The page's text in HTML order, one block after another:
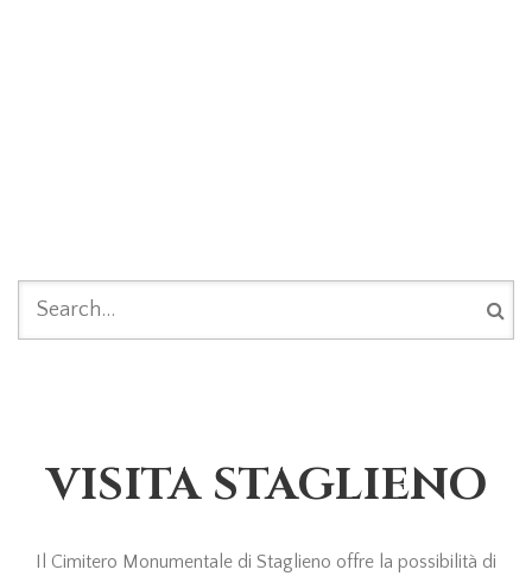
FORM DI RICERCA
VISITA STAGLIENO
Il Cimitero Monumentale di Staglieno offre la possibilità di